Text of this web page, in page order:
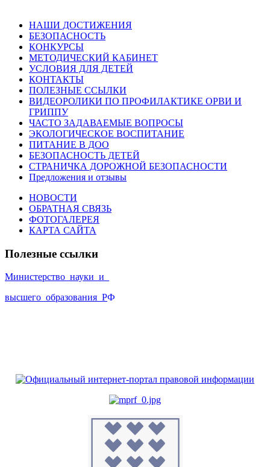
НАШИ ДОСТИЖЕНИЯ
БЕЗОПАСНОСТЬ
КОНКУРСЫ
МЕТОДИЧЕСКИЙ КАБИНЕТ
УСЛОВИЯ ДЛЯ ДЕТЕЙ
КОНТАКТЫ
ПОЛЕЗНЫЕ ССЫЛКИ
ВИДЕОРОЛИКИ ПО ПРОФИЛАКТИКЕ ОРВИ И
ГРИППУ
ЧАСТО ЗАДАВАЕМЫЕ ВОПРОСЫ
ЭКОЛОГИЧЕСКОЕ ВОСПИТАНИЕ
ПИТАНИЕ В ДОО
БЕЗОПАСНОСТЬ ДЕТЕЙ
СТРАНИЧКА ДОРОЖНОЙ БЕЗОПАСНОСТИ
Предложения и отзывы
НОВОСТИ
ОБРАТНАЯ СВЯЗЬ
ФОТОГАЛЕРЕЯ
КАРТА САЙТА
Полезные ссылки
Министерство_науки_и_
высшего_образования_РФ